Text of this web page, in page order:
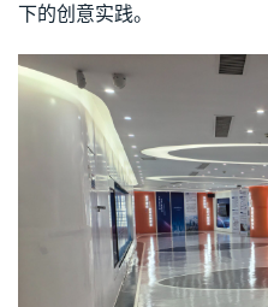
下的创意实践。